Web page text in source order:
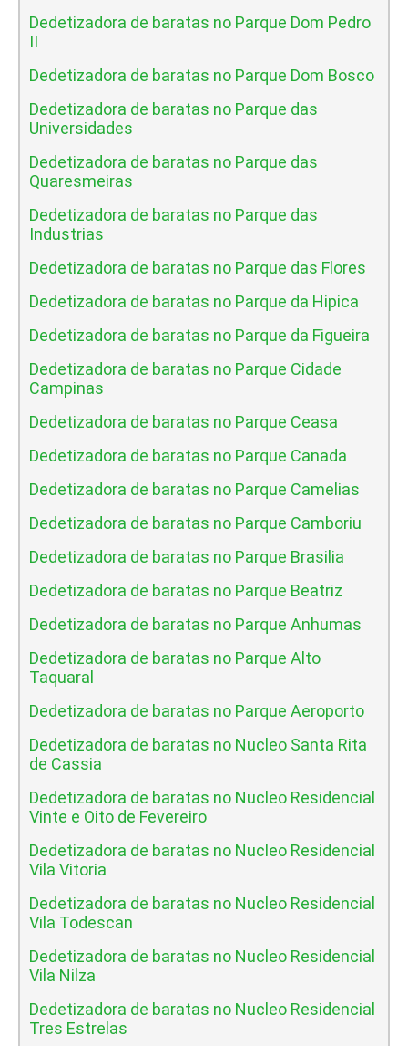
Dedetizadora de baratas no Parque Dom Pedro
II
Dedetizadora de baratas no Parque Dom Bosco
Dedetizadora de baratas no Parque das
Universidades
Dedetizadora de baratas no Parque das
Quaresmeiras
Dedetizadora de baratas no Parque das
Industrias
Dedetizadora de baratas no Parque das Flores
Dedetizadora de baratas no Parque da Hipica
Dedetizadora de baratas no Parque da Figueira
Dedetizadora de baratas no Parque Cidade
Campinas
Dedetizadora de baratas no Parque Ceasa
Dedetizadora de baratas no Parque Canada
Dedetizadora de baratas no Parque Camelias
Dedetizadora de baratas no Parque Camboriu
Dedetizadora de baratas no Parque Brasilia
Dedetizadora de baratas no Parque Beatriz
Dedetizadora de baratas no Parque Anhumas
Dedetizadora de baratas no Parque Alto
Taquaral
Dedetizadora de baratas no Parque Aeroporto
Dedetizadora de baratas no Nucleo Santa Rita
de Cassia
Dedetizadora de baratas no Nucleo Residencial
Vinte e Oito de Fevereiro
Dedetizadora de baratas no Nucleo Residencial
Vila Vitoria
Dedetizadora de baratas no Nucleo Residencial
Vila Todescan
Dedetizadora de baratas no Nucleo Residencial
Vila Nilza
Dedetizadora de baratas no Nucleo Residencial
Tres Estrelas